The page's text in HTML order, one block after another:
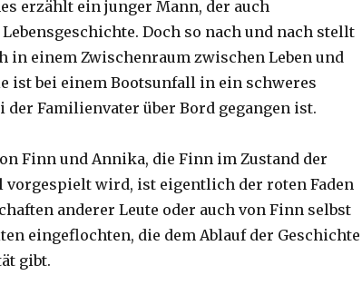
erzählt ein junger Mann, der auch
Doch so nach und nach stellt
in einem Zwischenraum zwischen Leben und
ist bei einem Bootsunfall in ein schweres
der Familienvater über Bord gegangen ist.
Finn und Annika, die Finn im Zustand der
vorgespielt wird, ist eigentlich der roten Faden
anderer Leute oder auch von Finn selbst
eingeflochten, die dem Ablauf der Geschichte
gibt.